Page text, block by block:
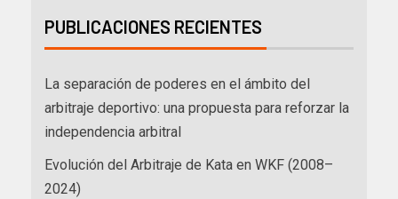
PUBLICACIONES RECIENTES
La separación de poderes en el ámbito del
arbitraje deportivo: una propuesta para reforzar la
independencia arbitral
Evolución del Arbitraje de Kata en WKF (2008–
2024)